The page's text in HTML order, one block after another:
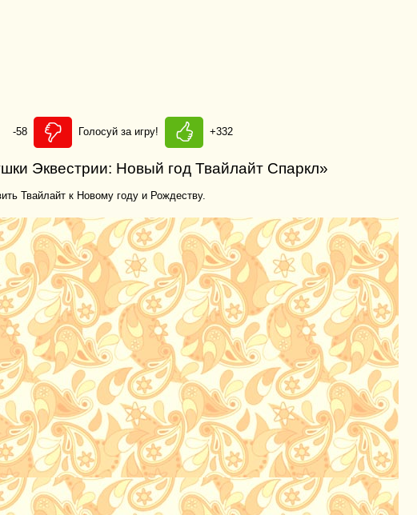
-58 Голосуй за игру! +332
Эквестрии: Новый год Твайлайт Спаркл»
Твайлайт к Новому году и Рождеству.